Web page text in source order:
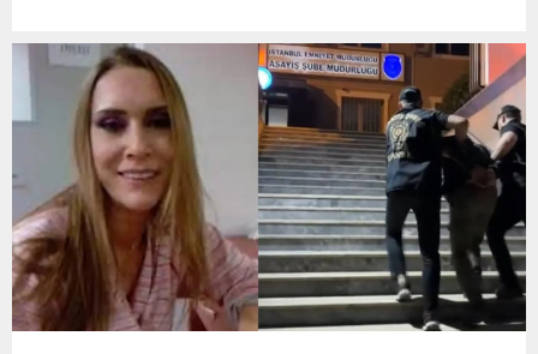
bulunan Dorukhan Büyükışık’a ilişkin yeniden açılan
soruşturmada tutuklamalar genişliyor. Son olarak dönemin...